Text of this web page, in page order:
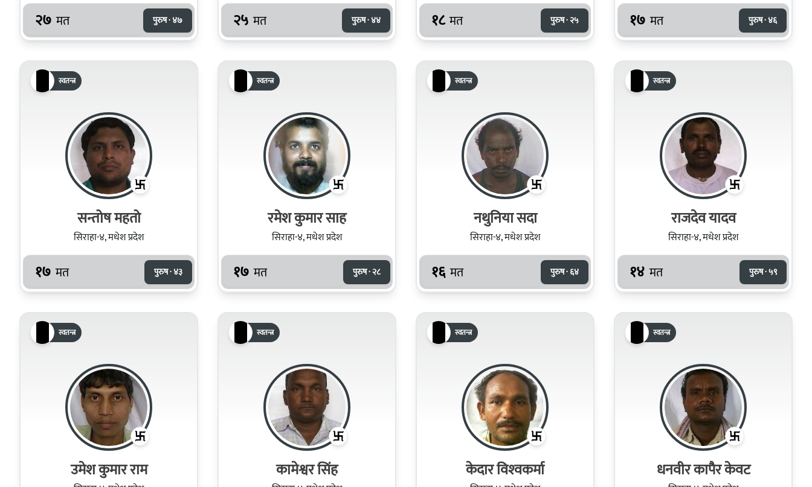
२७ मत पुरुष · ४७ २५ मत पुरुष · ४४ १८ मत पुरुष · २५ १७ मत पुरुष · ४६
स्वतन्त्र
सन्तोष महतो
सिराहा-४, मधेश प्रदेश
१७ मत पुरुष · ४३
स्वतन्त्र
रमेश कुमार साह
सिराहा-४, मधेश प्रदेश
१७ मत पुरुष · २८
स्वतन्त्र
नथुनिया सदा
सिराहा-४, मधेश प्रदेश
१६ मत पुरुष · ६४
स्वतन्त्र
राजदेव यादव
सिराहा-४, मधेश प्रदेश
१४ मत पुरुष · ५९
स्वतन्त्र
उमेश कुमार राम
स्वतन्त्र
कामेश्वर सिंह
स्वतन्त्र
केदार विश्‍वकर्मा
स्वतन्त्र
धनवीर कापैर केवट